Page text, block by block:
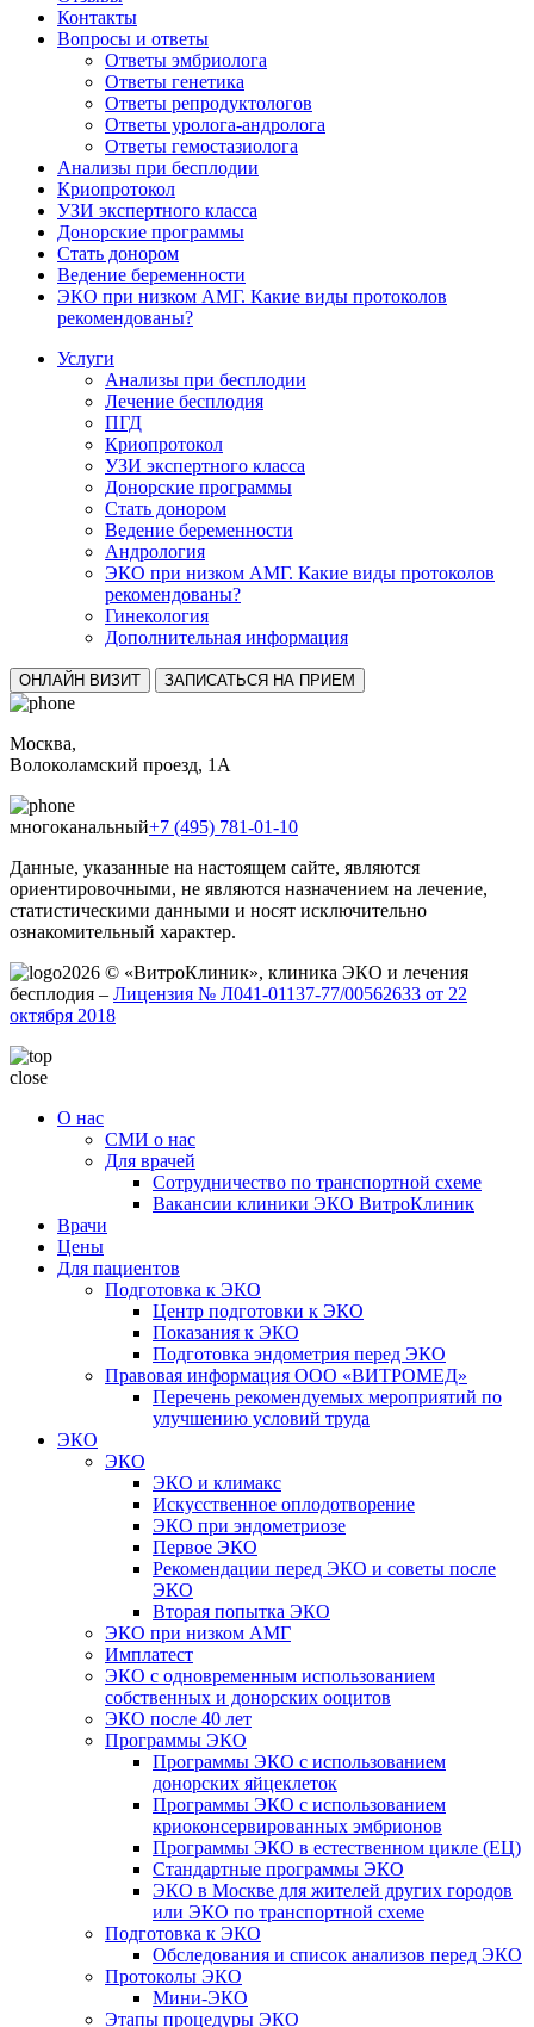
Контакты
Вопросы и ответы
Ответы эмбриолога
Ответы генетика
Ответы репродуктологов
Ответы уролога-андролога
Ответы гемостазиолога
Анализы при бесплодии
Криопротокол
УЗИ экспертного класса
Донорские программы
Стать донором
Ведение беременности
ЭКО при низком АМГ. Какие виды протоколов
рекомендованы?
Услуги
Анализы при бесплодии
Лечение бесплодия
ПГД
Криопротокол
УЗИ экспертного класса
Донорские программы
Стать донором
Ведение беременности
Андрология
ЭКО при низком АМГ. Какие виды протоколов
рекомендованы?
Гинекология
Дополнительная информация
ОНЛАЙН ВИЗИТ ЗАПИСАТЬСЯ НА ПРИЕМ
Москва,
Волоколамский проезд, 1А
многоканальный+7 (495) 781-01-10
Данные, указанные на настоящем сайте, являются
ориентировочными, не являются назначением на лечение,
статистическими данными и носят исключительно
ознакомительный характер.
2026 © «ВитроКлиник», клиника ЭКО и лечения
бесплодия – Лицензия № Л041-01137-77/00562633 от 22
октября 2018
close
О нас
СМИ о нас
Для врачей
Сотрудничество по транспортной схеме
Вакансии клиники ЭКО ВитроКлиник
Врачи
Цены
Для пациентов
Подготовка к ЭКО
Центр подготовки к ЭКО
Показания к ЭКО
Подготовка эндометрия перед ЭКО
Правовая информация ООО «ВИТРОМЕД»
Перечень рекомендуемых мероприятий по
улучшению условий труда
ЭКО
ЭКО
ЭКО и климакс
Искусственное оплодотворение
ЭКО при эндометриозе
Первое ЭКО
Рекомендации перед ЭКО и советы после
ЭКО
Вторая попытка ЭКО
ЭКО при низком АМГ
Имплатест
ЭКО с одновременным использованием
собственных и донорских ооцитов
ЭКО после 40 лет
Программы ЭКО
Программы ЭКО с использованием
донорских яйцеклеток
Программы ЭКО с использованием
криоконсервированных эмбрионов
Программы ЭКО в естественном цикле (ЕЦ)
Стандартные программы ЭКО
ЭКО в Москве для жителей других городов
или ЭКО по транспортной схеме
Подготовка к ЭКО
Обследования и список анализов перед ЭКО
Протоколы ЭКО
Мини-ЭКО
Этапы процедуры ЭКО